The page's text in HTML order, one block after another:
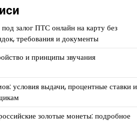
залог ПТС онлайн на карту без
требования и документы
и принципы звучания
условия выдачи, процентные ставки и
золотые монеты: подробное